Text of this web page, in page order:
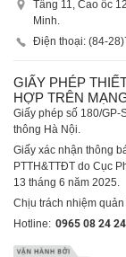
Tầng 11, Cao ốc
Minh.
Điện thoại: (84-28)
GIẤY PHÉP
HỢP TRÊN
Giấy phép số 180/GP-
thông Hà Nội.
Giấy xác nhận thông
PTTH&TTĐT do Cục
13 tháng 6 năm 2025.
Chịu trách nhiệm
Hotline: 0965 08 24 24